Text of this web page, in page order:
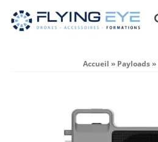
Accueil » Payloads»